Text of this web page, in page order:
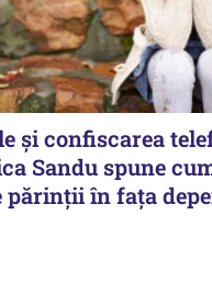
și confiscarea
Sandu spune
părinții în fața